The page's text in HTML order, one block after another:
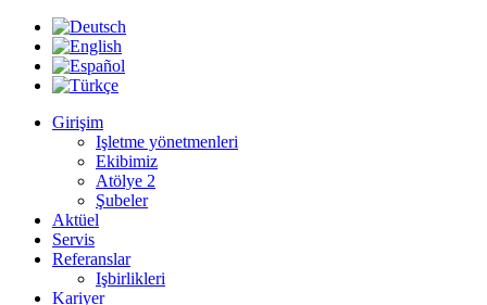
Girişim
Işletme yönetmenleri
Ekibimiz
Atölye 2
Şubeler
Aktüel
Servis
Referanslar
Işbirlikleri
Kariyer